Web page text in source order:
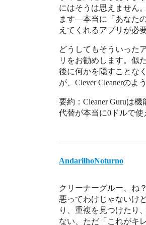
にはそうは思えません
ます—本当に「あなた
えてくれるアプリが必
どうしてもそういった
リをお勧めします。似
後に何かを隠すことな
が、Clever Cleanerのよ
要約：Cleaner Guruは
代替が本当に0ドルで使
AndarilhoNoturno
クリーナーグルー、ね
悪ってわけじゃないけ
り、重複を見つけたり
ない、ただ「これがキ